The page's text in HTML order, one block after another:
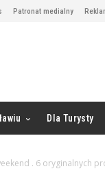
Patronat medialny
Dla Turysty
. 6 oryginalnych